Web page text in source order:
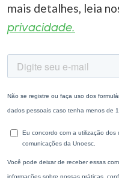
mais detalhes, leia
privacidade.